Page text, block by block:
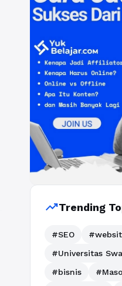
trending_upTrending
#SEO
#Universitas
#bisnis